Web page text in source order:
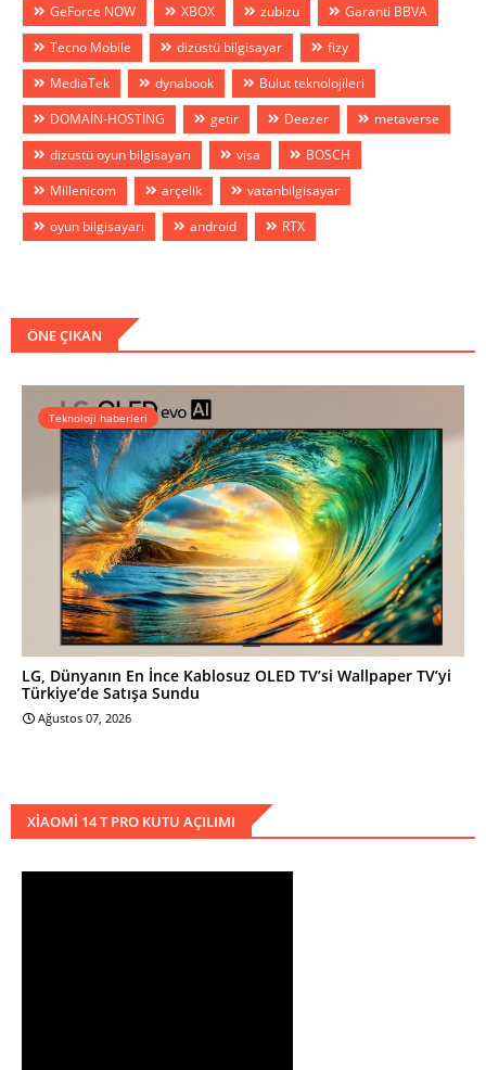
GeForce NOW
XBOX zubizu
Garanti BBVA
Tecno Mobile
dizüstü bilgisayar
fizy
MediaTek
dynabook
Bulut teknolojileri
DOMAİN-HOSTİNG
getir Deezer
metaverse
dizüstü oyun bilgisayarı
visa
BOSCH
Millenicom
arçelik
vatanbilgisayar
oyun bilgisayarı
android RTX
ÖNE ÇIKAN
Teknoloji haberleri
LG, Dünyanın En İnce Kablosuz OLED TV’si Wallpaper TV’yi
Türkiye’de Satışa Sundu
Ağustos 07, 2026
XIAOMI 14 T PRO KUTU AÇILIMI